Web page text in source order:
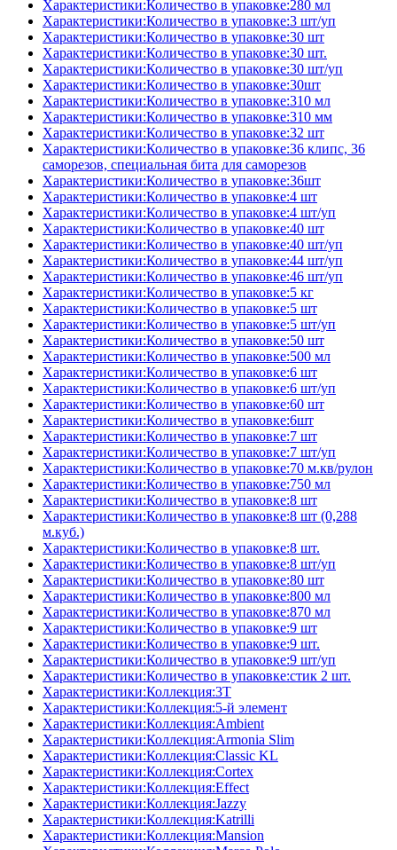
Характеристики:Количество в упаковке:280 мл
Характеристики:Количество в упаковке:3 шт/уп
Характеристики:Количество в упаковке:30 шт
Характеристики:Количество в упаковке:30 шт.
Характеристики:Количество в упаковке:30 шт/уп
Характеристики:Количество в упаковке:30шт
Характеристики:Количество в упаковке:310 мл
Характеристики:Количество в упаковке:310 мм
Характеристики:Количество в упаковке:32 шт
Характеристики:Количество в упаковке:36 клипс, 36
саморезов, специальная бита для саморезов
Характеристики:Количество в упаковке:36шт
Характеристики:Количество в упаковке:4 шт
Характеристики:Количество в упаковке:4 шт/уп
Характеристики:Количество в упаковке:40 шт
Характеристики:Количество в упаковке:40 шт/уп
Характеристики:Количество в упаковке:44 шт/уп
Характеристики:Количество в упаковке:46 шт/уп
Характеристики:Количество в упаковке:5 кг
Характеристики:Количество в упаковке:5 шт
Характеристики:Количество в упаковке:5 шт/уп
Характеристики:Количество в упаковке:50 шт
Характеристики:Количество в упаковке:500 мл
Характеристики:Количество в упаковке:6 шт
Характеристики:Количество в упаковке:6 шт/уп
Характеристики:Количество в упаковке:60 шт
Характеристики:Количество в упаковке:6шт
Характеристики:Количество в упаковке:7 шт
Характеристики:Количество в упаковке:7 шт/уп
Характеристики:Количество в упаковке:70 м.кв/рулон
Характеристики:Количество в упаковке:750 мл
Характеристики:Количество в упаковке:8 шт
Характеристики:Количество в упаковке:8 шт (0,288
м.куб.)
Характеристики:Количество в упаковке:8 шт.
Характеристики:Количество в упаковке:8 шт/уп
Характеристики:Количество в упаковке:80 шт
Характеристики:Количество в упаковке:800 мл
Характеристики:Количество в упаковке:870 мл
Характеристики:Количество в упаковке:9 шт
Характеристики:Количество в упаковке:9 шт.
Характеристики:Количество в упаковке:9 шт/уп
Характеристики:Количество в упаковке:стик 2 шт.
Характеристики:Коллекция:3T
Характеристики:Коллекция:5-й элемент
Характеристики:Коллекция:Ambient
Характеристики:Коллекция:Armonia Slim
Характеристики:Коллекция:Classic KL
Характеристики:Коллекция:Cortex
Характеристики:Коллекция:Effect
Характеристики:Коллекция:Jazzy
Характеристики:Коллекция:Katrilli
Характеристики:Коллекция:Mansion